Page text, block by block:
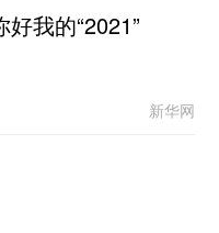
我的“2021”
新华网